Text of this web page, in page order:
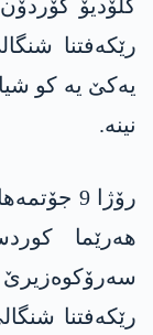
کلۆدیۆ
رێکەفتنا
یەکێ یە کو
نینە.
ھەرێما